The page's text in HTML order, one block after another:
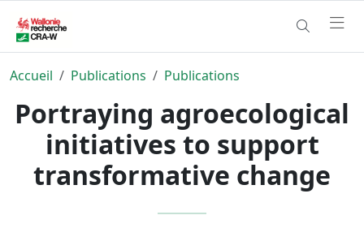
Accueil Publications Publications
Portraying agroecological
initiatives to support
transformative change